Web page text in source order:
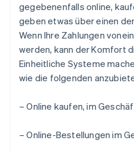
gegebenenfalls online,
geben etwas über einen
Wenn Ihre Zahlungen
werden, kann der Komfort
Einheitliche Systeme
wie die folgenden
– Online kaufen, im
– Online-Bestellungen im